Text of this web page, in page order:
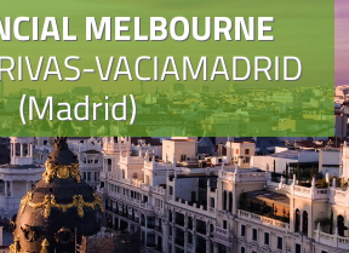
MELBOURNE
VACIAMADRID
(Madrid)